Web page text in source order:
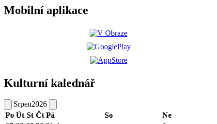
Mobilní aplikace
Kulturní kalednář
Srpen2026
Po Út St Čt Pá So
Ne